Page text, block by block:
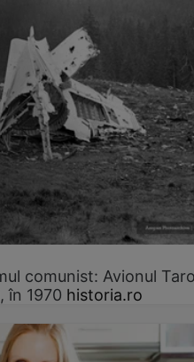
comunist: Avionul
în 1970 historia.ro